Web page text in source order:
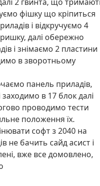
фішку що кріпиться
і відкручуємо 4
далі обережно
і знімаємо 2 пластини
в зворотньому
панель приладів,
в 17 блок далі
проводимо тести
положення їх.
софт з 2040 на
не бачить сайд асист і
вже все домовлено,